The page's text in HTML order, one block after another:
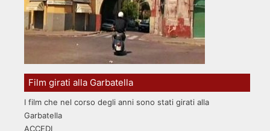
Film girati alla Garbatella
I film che nel corso degli anni sono stati girati alla
Garbatella
ACCEDI